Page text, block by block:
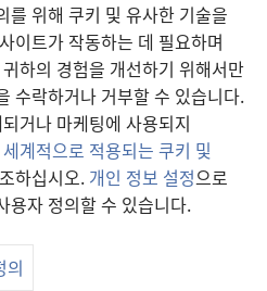
를 위해 쿠키 및 유사한 기술을
이트가 작동하는 데 필요하며
하의 경험을 개선하기 위해서만
수락하거나 거부할 수 있습니다.
거나 마케팅에 사용되지
계적으로 적용되는 쿠키 및
하십시오. 개인 정보 설정으로
용자 정의할 수 있습니다.
의
and Tract Society of Pennsylvania.
호 정책| 개인 정보 보호 설정